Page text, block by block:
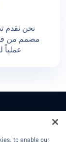
نحن نقدم
مصمم من
عملياً
to enable our